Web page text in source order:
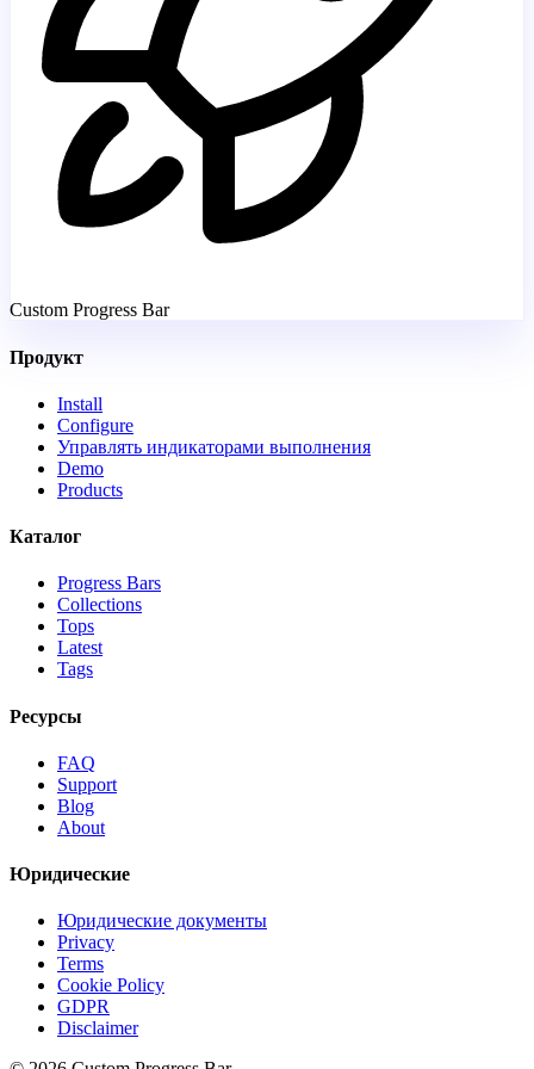
Custom Progress Bar
Продукт
Install
Configure
Управлять индикаторами выполнения
Demo
Products
Каталог
Progress Bars
Collections
Tops
Latest
Tags
Ресурсы
FAQ
Support
Blog
About
Юридические
Юридические документы
Privacy
Terms
Cookie Policy
GDPR
Disclaimer